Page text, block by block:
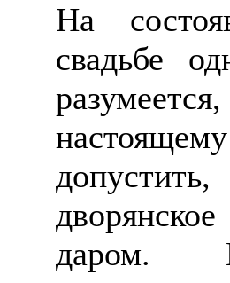
На
свадьбе
даром.